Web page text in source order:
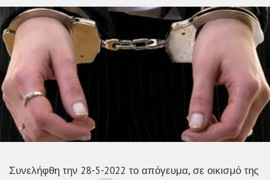
Συνελήφθη την 28-5-2022 το απόγευμα, σε οικισμό της